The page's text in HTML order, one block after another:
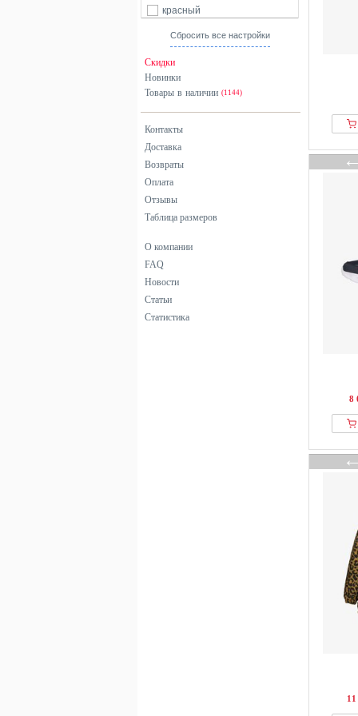
красный
оранжевый
серебристый
серый
синий
черный
Сбросить все настройки
Скидки
Новинки
Товары в наличии (1144)
Контакты
Доставка
Возвраты
Оплата
Отзывы
Таблица размеров
О компании
FAQ
Новости
Статьи
Статистика
8